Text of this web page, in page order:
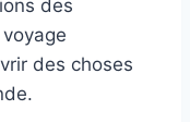
des
des choses